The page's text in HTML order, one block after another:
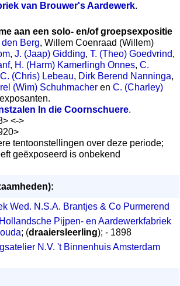
van Brouwer's Aardewerk.
aan een solo- en/of groepsexpositie
Berg, Willem Coenraad (Willem)
, J. (Jaap) Gidding, T. (Theo) Goedvrind,
, H. (Harm) Kamerlingh Onnes, C.
C. (Chris) Lebeau, Dirk Berend Nanninga,
(Wim) Schuhmacher en C. (Charley)
In die Coornschuere.
<->
tentoonstellingen over deze periode;
geëxposeerd is onbekend
Wed. N.S.A. Brantjes & Co Purmerend
Pijpen- en Aardewerkfabriek
; (draaiersleerling); - 1898
N.V. 't Binnenhuis Amsterdam